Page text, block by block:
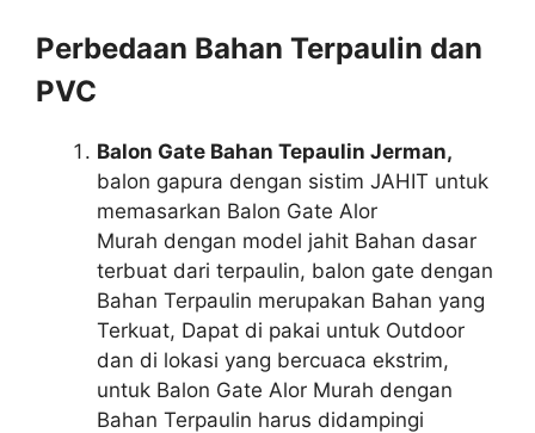
Perbedaan Bahan Terpaulin dan
PVC
Balon Gate Bahan Tepaulin Jerman,
balon gapura dengan sistim JAHIT untuk
memasarkan Balon Gate Alor
Murah dengan model jahit Bahan dasar
terbuat dari terpaulin, balon gate dengan
Bahan Terpaulin merupakan Bahan yang
Terkuat, Dapat di pakai untuk Outdoor
dan di lokasi yang bercuaca ekstrim,
untuk Balon Gate Alor Murah dengan
Bahan Terpaulin harus didampingi